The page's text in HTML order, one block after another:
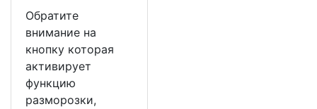
Обратите
внимание на
кнопку которая
активирует
функцию
разморозки,